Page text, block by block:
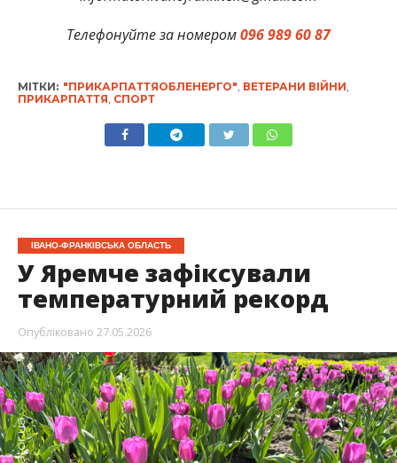
Телефонуйте за номером096 989 60 87
МІТКИ: "ПРИКАРПАТТЯОБЛЕНЕРГО" ВЕТЕРАНИ ВІЙНИ
ПРИКАРПАТТЯ СПОРТ
ІВАНО-ФРАНКІВСЬКА ОБЛАСТЬ
У Яремче зафіксували
температурний рекорд
Опубліковано 27.05.2026